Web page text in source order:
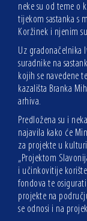
neke su od teme o
tijekom sastanka s
Koržinek i njenim
Uz gradonačelnika
suradnike na
kojih se navedene
kazališta Branka
arhiva.
Predložena su i
najavila kako će
za projekte u
„Projektom
i učinkovitije
fondova te
projekte na
se odnosi i na